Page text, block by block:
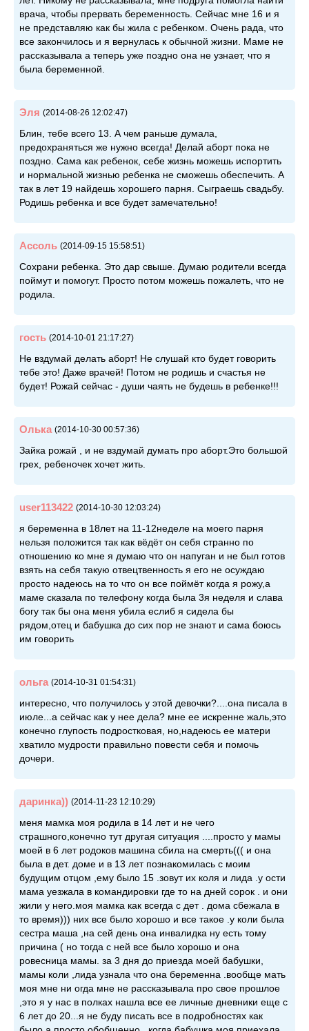
врача, чтобы прервать беременность. Сейчас мне 16 и я
не представляю как бы жила с ребенком. Очень рада, что
все закончилось и я вернулась к обычной жизни. Маме не
рассказывала а теперь уже поздно она не узнает, что я
была беременной.
Эля (2014-08-26 12:02:47)
Блин, тебе всего 13. А чем раньше думала,
предохраняться же нужно всегда! Делай аборт пока не
поздно. Сама как ребенок, себе жизнь можешь испортить
и нормальной жизнью ребенка не сможешь обеспечить. А
так в лет 19 найдешь хорошего парня. Сыграешь свадьбу.
Родишь ребенка и все будет замечательно!
Ассоль (2014-09-15 15:58:51)
Сохрани ребенка. Это дар свыше. Думаю родители всегда
поймут и помогут. Просто потом можешь пожалеть, что не
родила.
гость (2014-10-01 21:17:27)
Не вздумай делать аборт! Не слушай кто будет говорить
тебе это! Даже врачей! Потом не родишь и счастья не
будет! Рожай сейчас - души чаять не будешь в ребенке!!!
Олька (2014-10-30 00:57:36)
Зайка рожай , и не вздумай думать про аборт.Это большой
грех, ребеночек хочет жить.
user113422 (2014-10-30 12:03:24)
я беременна в 18лет на 11-12неделе на моего парня
нельзя положится так как вёдёт он себя странно по
отношению ко мне я думаю что он напуган и не был готов
взять на себя такую отвецтвенность я его не осуждаю
просто надеюсь на то что он все поймёт когда я рожу,а
маме сказала по телефону когда была 3я неделя и слава
богу так бы она меня убила еслиб я сидела бы
рядом,отец и бабушка до сих пор не знают и сама боюсь
им говорить
ольга (2014-10-31 01:54:31)
интересно, что получилось у этой девочки?....она писала в
июле...а сейчас как у нее дела? мне ее искренне жаль,это
конечно глупость подростковая, но,надеюсь ее матери
хватило мудрости правильно повести себя и помочь
дочери.
даринка)) (2014-11-23 12:10:29)
меня мамка моя родила в 14 лет и не чего
страшного,конечно тут другая ситуация ....просто у мамы
моей в 6 лет родоков машина сбила на смерть((( и она
была в дет. доме и в 13 лет познакомилась с моим
будущим отцом ,ему было 15 .зовут их коля и лида .у ости
мама уезжала в командировки где то на дней сорок . и они
жили у него.моя мамка как всегда с дет . дома сбежала в
то время))) них все было хорошо и все такое .у коли была
сестра маша ,на сей день она инвалидка ну есть тому
причина ( но тогда с ней все было хорошо и она
ровесница мамы. за 3 дня до приезда моей бабушки,
мамы коли ,лида узнала что она беременна .вообще мать
моя мне ни огда мне не рассказывала про свое прошлое
,это я у нас в полках нашла все ее личные дневники еще с
6 лет до 20...я не буду писать все в подробностях как